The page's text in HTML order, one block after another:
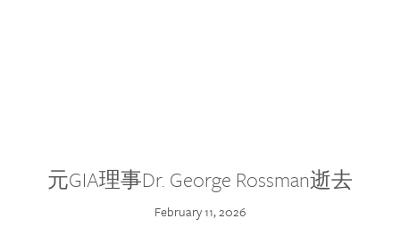
元GIA理事Dr. George Rossman逝去
February 11, 2026